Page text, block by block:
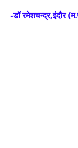
-डॉ रमेशचन्द्र,इंदौर